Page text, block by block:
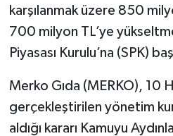
karşılanmak üzere 850
700 milyon TL’ye
Piyasası Kurulu’na (SPK)
Merko Gıda (MERKO), 10
gerçekleştirilen yönetim
aldığı kararı Kamuyu